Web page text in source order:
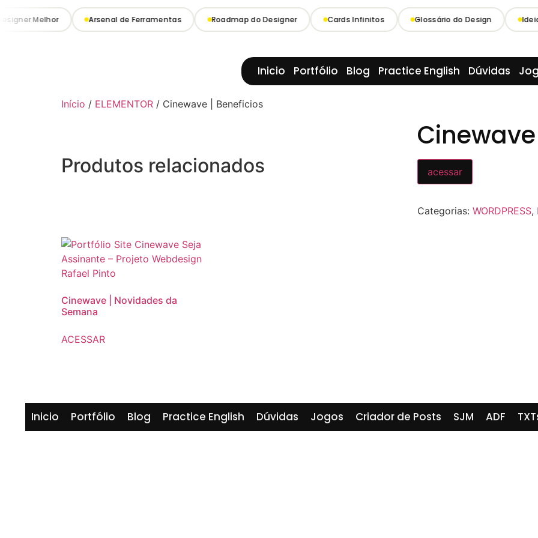
Melhor Arsenal de Ferramentas Roadmap do Designer Cards Infinitos Glossário do Design
Inicio Portfólio Blog Practice English Dúvidas
Início / ELEMENTOR / Cinewave | Beneficios
acessar
Categorias: WORDPRESS,
Produtos relacionados
Cinewave | Novidades da
Semana
ACESSAR
Inicio Portfólio Blog Practice English Dúvidas Jogos Criador de Posts SJM ADF